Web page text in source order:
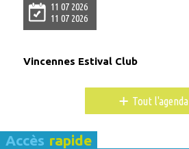
11 07 2026
11 07 2026
Vincennes Estival Club
+ Tout l'agenda
Accès rapide